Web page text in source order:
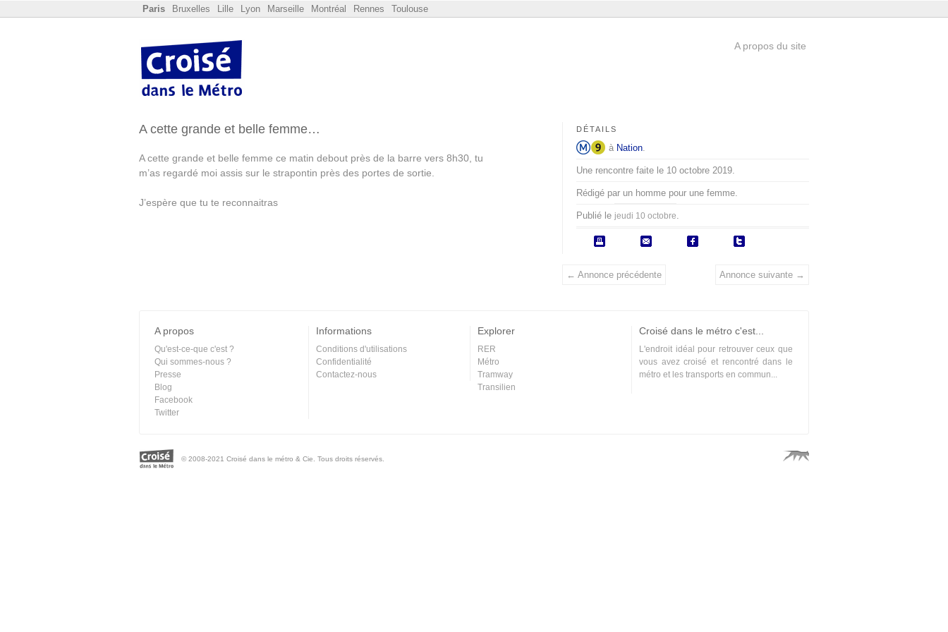
Paris Bruxelles Lille Lyon Marseille Montréal Rennes Toulouse
A propos du site
A cette grande et belle femme…
A cette grande et belle femme ce matin debout près de la barre vers 8h30, tu
m’as regardé moi assis sur le strapontin près des portes de sortie.
J’espère que tu te reconnaitras
DÉTAILS
à Nation.
Une rencontre faite le 10 octobre 2019.
Rédigé par un homme pour une femme.
Publié le jeudi 10 octobre.
← Annonce précédente Annonce suivante →
A propos
Qu'est-ce-que c'est ?
Qui sommes-nous ?
Presse
Blog
Facebook
Twitter
Informations
Conditions d'utilisations
Confidentialité
Contactez-nous
Explorer
RER
Métro
Tramway
Transilien
Croisé dans le métro c'est...
L'endroit idéal pour retrouver ceux que
vous avez croisé et rencontré dans le
métro et les transports en commun...
© 2008-2021 Croisé dans le métro & Cie. Tous droits réservés.